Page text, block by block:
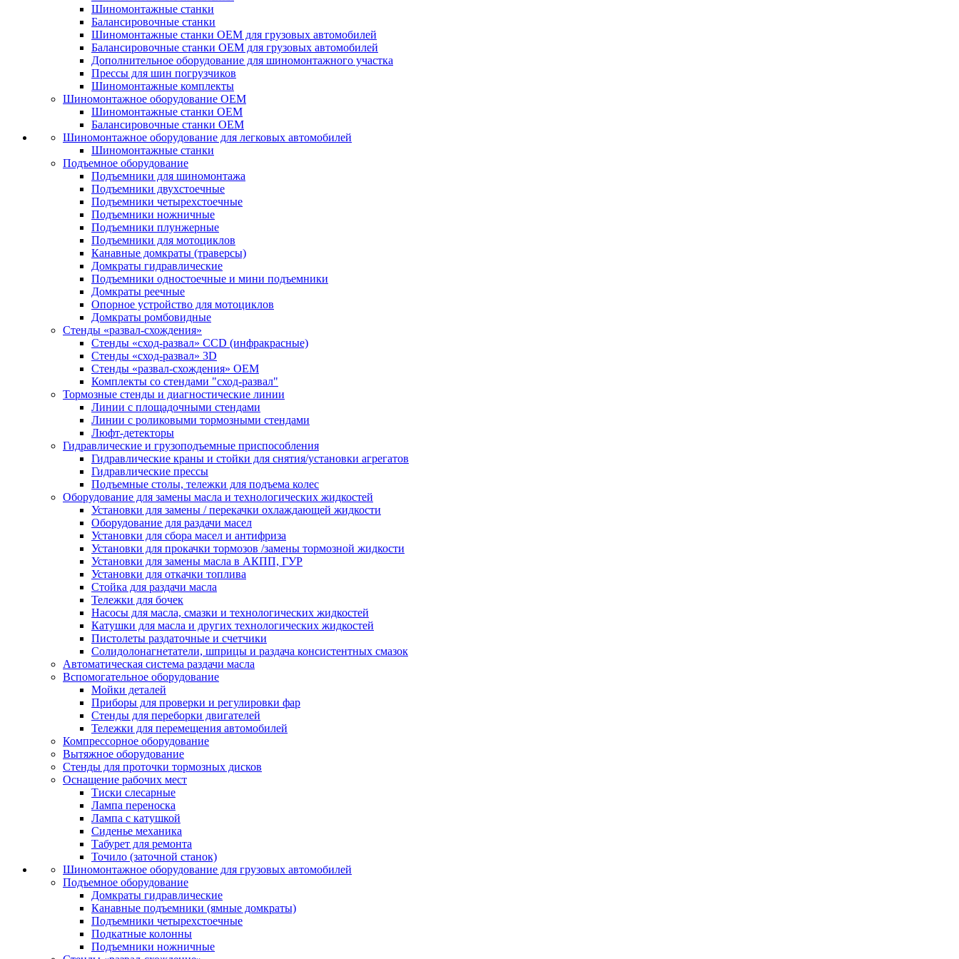
Шиномонтажные станки
Балансировочные станки
Шиномонтажные станки ОЕМ для грузовых автомобилей
Балансировочные станки ОЕМ для грузовых автомобилей
Дополнительное оборудование для шиномонтажного участка
Прессы для шин погрузчиков
Шиномонтажные комплекты
Шиномонтажное оборудование ОЕМ
Шиномонтажные станки ОЕМ
Балансировочные станки ОЕМ
Шиномонтажное оборудование для легковых автомобилей
Шиномонтажные станки
Подъемное оборудование
Подъемники для шиномонтажа
Подъемники двухстоечные
Подъемники четырехстоечные
Подъемники ножничные
Подъемники плунжерные
Подъемники для мотоциклов
Канавные домкраты (траверсы)
Домкраты гидравлические
Подъемники одностоечные и мини подъемники
Домкраты реечные
Опорное устройство для мотоциклов
Домкраты ромбовидные
Стенды «развал-схождения»
Стенды «сход-развал» CCD (инфракрасные)
Стенды «сход-развал» 3D
Стенды «развал-схождения» ОЕМ
Комплекты со стендами "сход-развал"
Тормозные стенды и диагностические линии
Линии с площадочными стендами
Линии с роликовыми тормозными стендами
Люфт-детекторы
Гидравлические и грузоподъемные приспособления
Гидравлические краны и стойки для снятия/установки агрегатов
Гидравлические прессы
Подъемные столы, тележки для подъема колес
Оборудование для замены масла и технологических жидкостей
Установки для замены / перекачки охлаждающей жидкости
Оборудование для раздачи масел
Установки для сбора масел и антифриза
Установки для прокачки тормозов /замены тормозной жидкости
Установки для замены масла в АКПП, ГУР
Установки для откачки топлива
Стойка для раздачи масла
Тележки для бочек
Насосы для масла, смазки и технологических жидкостей
Катушки для масла и других технологических жидкостей
Пистолеты раздаточные и счетчики
Солидолонагнетатели, шприцы и раздача консистентных смазок
Автоматическая система раздачи масла
Вспомогательное оборудование
Мойки деталей
Приборы для проверки и регулировки фар
Стенды для переборки двигателей
Тележки для перемещения автомобилей
Компрессорное оборудование
Вытяжное оборудование
Стенды для проточки тормозных дисков
Оснащение рабочих мест
Тиски слесарные
Лампа переноска
Лампа с катушкой
Сиденье механика
Табурет для ремонта
Точило (заточной станок)
Шиномонтажное оборудование для грузовых автомобилей
Подъемное оборудование
Домкраты гидравлические
Канавные подъемники (ямные домкраты)
Подъемники четырехстоечные
Подкатные колонны
Подъемники ножничные